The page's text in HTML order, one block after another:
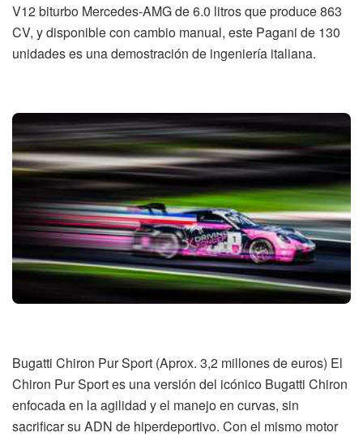
V12 biturbo Mercedes-AMG de 6.0 litros que produce 863
CV, y disponible con cambio manual, este Pagani de 130
unidades es una demostración de ingeniería italiana.
Bugatti Chiron Pur Sport (Aprox. 3,2 millones de euros) El
Chiron Pur Sport es una versión del icónico Bugatti Chiron
enfocada en la agilidad y el manejo en curvas, sin
sacrificar su ADN de hiperdeportivo. Con el mismo motor